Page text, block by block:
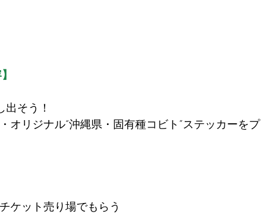
そう！
オリジナル“沖縄県・固有種コビト”ステッカーをプ
ケット売り場でもらう